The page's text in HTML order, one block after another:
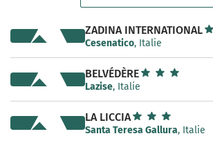
ZADINA INTERNATIONAL
Cesenatico, Italie
BELVÉDÈRE
Lazise, Italie
LA LICCIA
Santa Teresa Gallura, Italie